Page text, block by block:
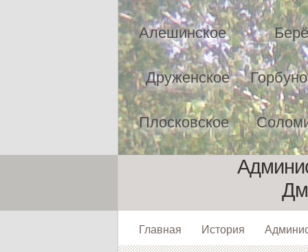
Алешинское
Друженское
Плосковское
Главная История